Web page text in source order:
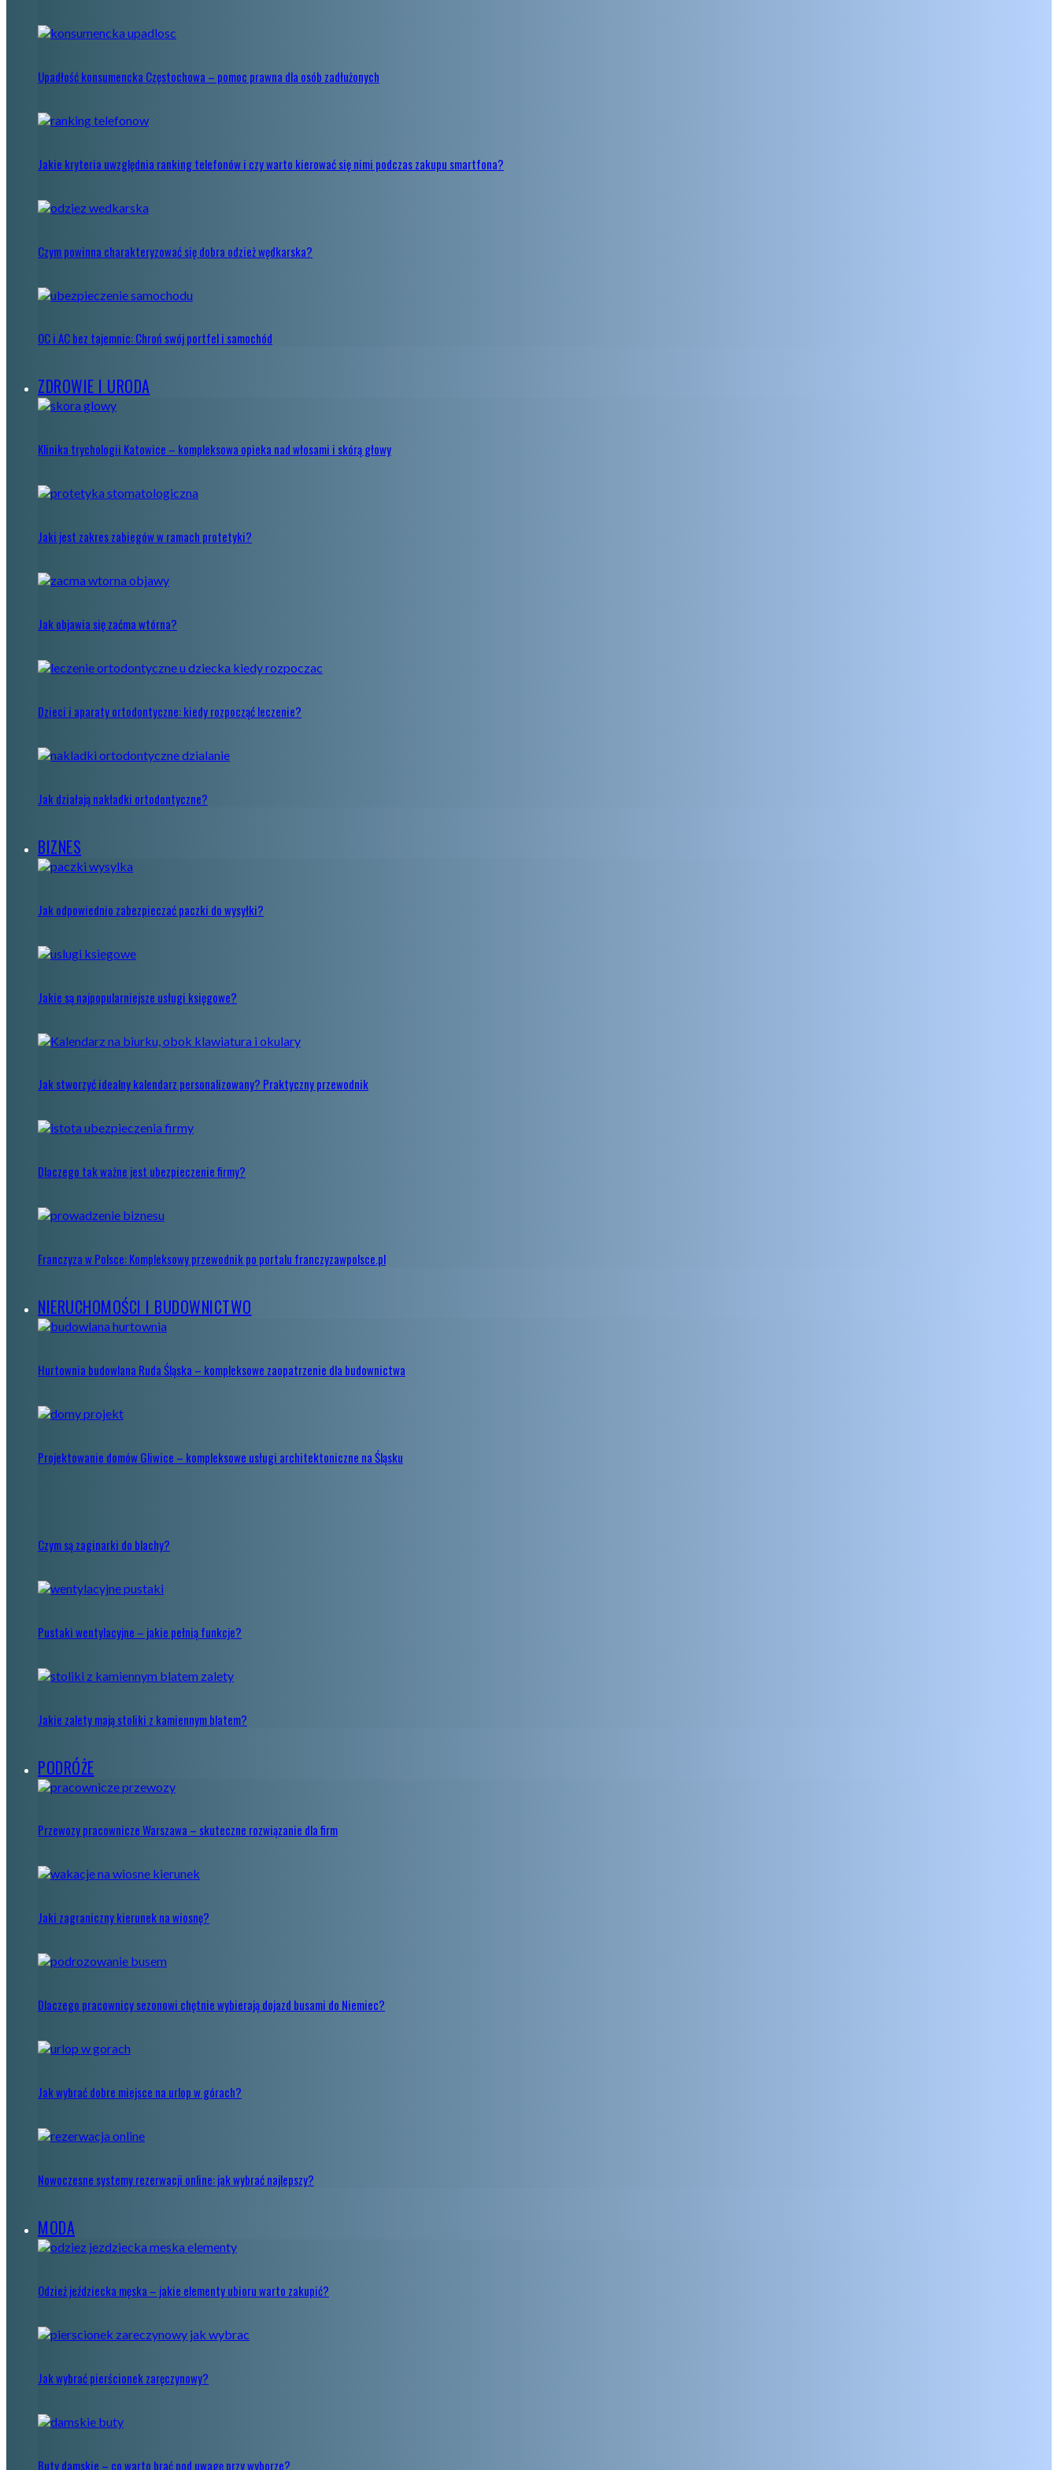
Upadłość konsumencka Częstochowa – pomoc prawna dla osób zadłużonych
Jakie kryteria uwzględnia ranking telefonów i czy warto kierować się nimi podczas zakupu smartfona?
Czym powinna charakteryzować się dobra odzież wędkarska?
OC i AC bez tajemnic: Chroń swój portfel i samochód
ZDROWIE I URODA
Klinika trychologii Katowice – kompleksowa opieka nad włosami i skórą głowy
Jaki jest zakres zabiegów w ramach protetyki?
Jak objawia się zaćma wtórna?
Dzieci i aparaty ortodontyczne: kiedy rozpocząć leczenie?
Jak działają nakładki ortodontyczne?
BIZNES
Jak odpowiednio zabezpieczać paczki do wysyłki?
Jakie są najpopularniejsze usługi księgowe?
Jak stworzyć idealny kalendarz personalizowany? Praktyczny przewodnik
Dlaczego tak ważne jest ubezpieczenie firmy?
Franczyza w Polsce: Kompleksowy przewodnik po portalu franczyzawpolsce.pl
NIERUCHOMOŚCI I BUDOWNICTWO
Hurtownia budowlana Ruda Śląska – kompleksowe zaopatrzenie dla budownictwa
Projektowanie domów Gliwice – kompleksowe usługi architektoniczne na Śląsku
Czym są zaginarki do blachy?
Pustaki wentylacyjne – jakie pełnią funkcje?
Jakie zalety mają stoliki z kamiennym blatem?
PODRÓŻE
Przewozy pracownicze Warszawa – skuteczne rozwiązanie dla firm
Jaki zagraniczny kierunek na wiosnę?
Dlaczego pracownicy sezonowi chętnie wybierają dojazd busami do Niemiec?
Jak wybrać dobre miejsce na urlop w górach?
Nowoczesne systemy rezerwacji online: jak wybrać najlepszy?
MODA
Odzież jeździecka męska – jakie elementy ubioru warto zakupić?
Jak wybrać pierścionek zaręczynowy?
Buty damskie – co warto brać pod uwagę przy wyborze?